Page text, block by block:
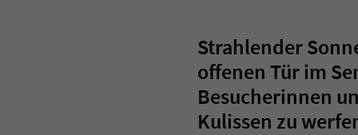
Strahlender
offenen Tür im
Besucherinnen
Kulissen zu